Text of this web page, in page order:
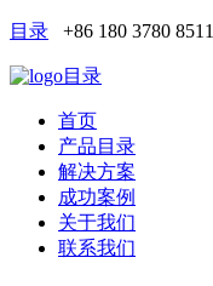
目录 +86 180 3780 8511
目录
首页
产品目录
解决方案
成功案例
关于我们
联系我们